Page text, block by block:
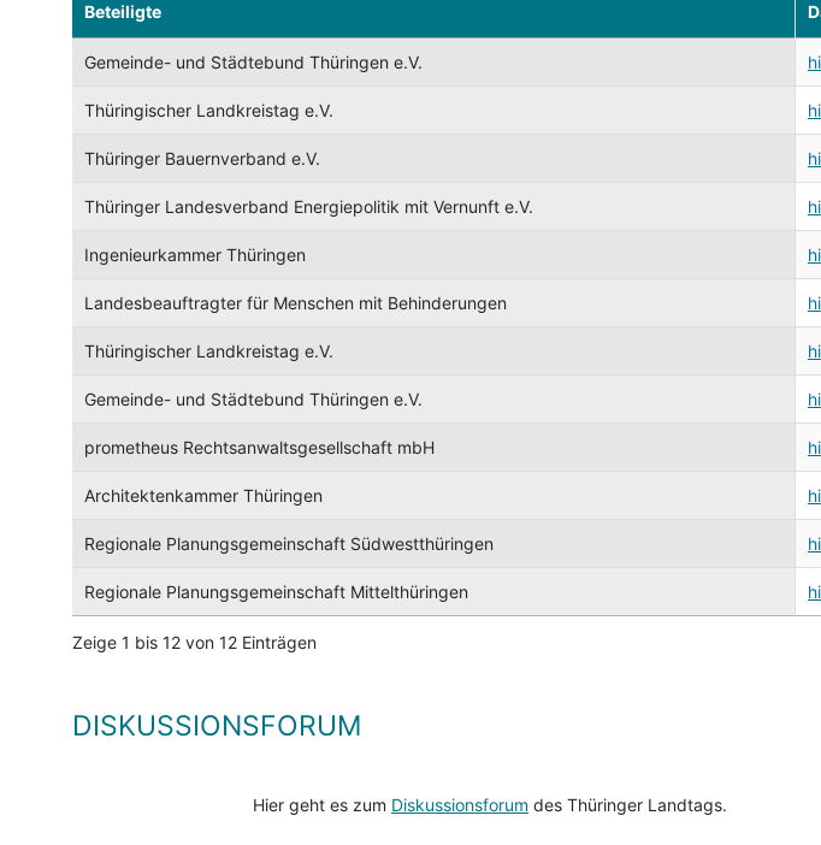
Beteiligte
Gemeinde- und Städtebund Thüringen e.V.
Thüringischer Landkreistag e.V.
Thüringer Bauernverband e.V.
Thüringer Landesverband Energiepolitik mit Vernunft e.V.
Ingenieurkammer Thüringen
Landesbeauftragter für Menschen mit Behinderungen
Thüringischer Landkreistag e.V.
Gemeinde- und Städtebund Thüringen e.V.
prometheus Rechtsanwaltsgesellschaft mbH
Architektenkammer Thüringen
Regionale Planungsgemeinschaft Südwestthüringen
Regionale Planungsgemeinschaft Mittelthüringen
Zeige 1 bis 12 von 12 Einträgen
DISKUSSIONSFORUM
Hier geht es zum Diskussionsforum des Thüringer Landtags.